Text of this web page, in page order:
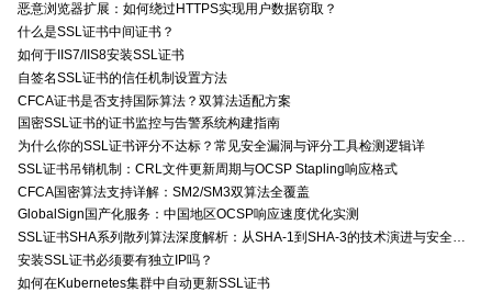
恶意浏览器扩展：如何绕过HTTPS实现用户数据窃取？
什么是SSL证书中间证书？
如何于IIS7/IIS8安装SSL证书
自签名SSL证书的信任机制设置方法
CFCA证书是否支持国际算法？双算法适配方案
国密SSL证书的证书监控与告警系统构建指南
为什么你的SSL证书评分不达标？常见安全漏洞与评分工具检测逻辑详
SSL证书吊销机制：CRL文件更新周期与OCSP Stapling响应格式
CFCA国密算法支持详解：SM2/SM3双算法全覆盖
GlobalSign国产化服务：中国地区OCSP响应速度优化实测
SSL证书SHA系列散列算法深度解析：从SHA-1到SHA-3的技术演进与安全特性
安装SSL证书必须要有独立IP吗？
如何在Kubernetes集群中自动更新SSL证书